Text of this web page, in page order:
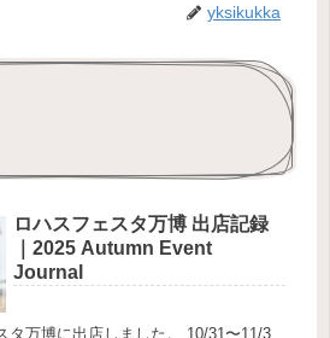
yksikukka
ロハスフェスタ万博 出店記録
｜2025 Autumn Event
Journal
タ万博に出店しました。 10/31〜11/3